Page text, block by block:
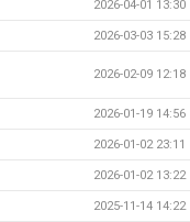
2026-04-01 13:30
2026-03-03 15:28
2026-02-09 12:18
2026-01-19 14:56
2026-01-02 23:11
2026-01-02 13:22
2025-11-14 14:22